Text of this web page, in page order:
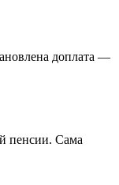
доплата —
пенсии. Сама